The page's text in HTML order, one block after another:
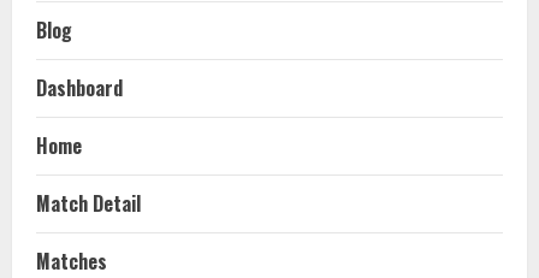
Blog
Dashboard
Home
Match Detail
Matches